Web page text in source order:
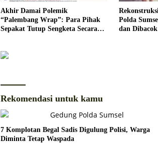
Akhir Damai Polemik
“Palembang Wrap”: Para Pihak
Sepakat Tutup Sengketa Secara
Polda
dan
Rekomendasi untuk kamu
7 Komplotan Begal Sadis Digulung Polisi, Warga
Diminta Tetap Waspada